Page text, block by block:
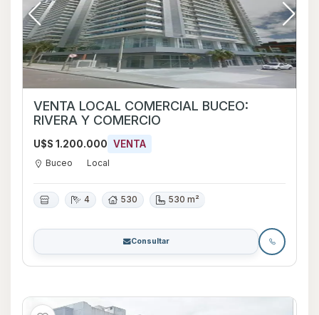
VENTA LOCAL COMERCIAL BUCEO:
RIVERA Y COMERCIO
U$S 1.200.000 VENTA
Buceo Local
4 530 530 m²
Consultar